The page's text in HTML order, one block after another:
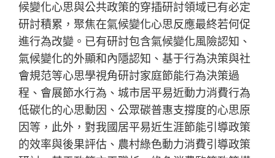
候變化心思與公共政策的穿插研討領域已有必定
研討積累，聚焦在氣候變化心思反應最終若何促
進行為改變。已有研討包含氣候變化風險認知、
氣候變化的外顯和內隱認知、基于行為決策與社
會規范等心思學視角研討家庭節能行為決策過
程、會展節水行為、城市居平易近動力消費行為
低碳化的心思動因、公眾碳普惠支撐度的心思原
因等，此外，對我國居平易近生涯節能引導政策
的效率與後果評估、農村綠色動力消費引導政策